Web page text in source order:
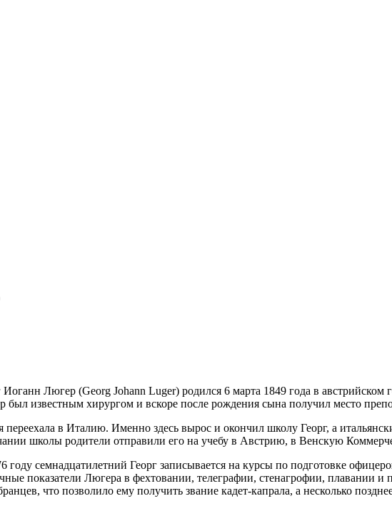
Иоганн Люгер (Georg Johann Luger) родился 6 марта 1849 года в
был известным хирургом и вскоре после рождения сына получил место
переехала в Италию. Именно здесь вырос и окончил школу Георг, а
школы родители отправили его на учебу в Австрию, в Венскую
году семнадцатилетний Георг записывается на курсы по подготовке
показатели Люгера в фехтовании, телеграфии, стенагрофии, плавании
что позволило ему получить звание кадет-капрала, а несколько